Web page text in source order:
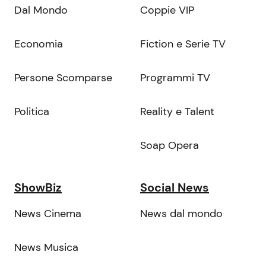
Dal Mondo
Economia
Persone Scomparse
Politica
Coppie VIP
Fiction e Serie TV
Programmi TV
Reality e Talent
Soap Opera
ShowBiz
News Cinema
News Musica
Social News
News dal mondo